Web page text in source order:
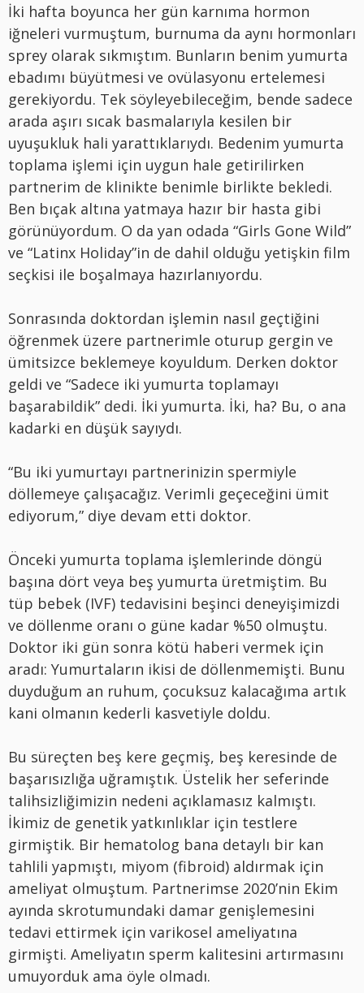
İki hafta boyunca her gün karnıma hormon
iğneleri vurmuştum, burnuma da aynı hormonları
sprey olarak sıkmıştım. Bunların benim yumurta
ebadımı büyütmesi ve ovülasyonu ertelemesi
gerekiyordu. Tek söyleyebileceğim, bende sadece
arada aşırı sıcak basmalarıyla kesilen bir
uyuşukluk hali yarattıklarıydı. Bedenim yumurta
toplama işlemi için uygun hale getirilirken
partnerim de klinikte benimle birlikte bekledi.
Ben bıçak altına yatmaya hazır bir hasta gibi
görünüyordum. O da yan odada “Girls Gone Wild”
ve “Latinx Holiday”in de dahil olduğu yetişkin film
seçkisi ile boşalmaya hazırlanıyordu.
Sonrasında doktordan işlemin nasıl geçtiğini
öğrenmek üzere partnerimle oturup gergin ve
ümitsizce beklemeye koyuldum. Derken doktor
geldi ve “Sadece iki yumurta toplamayı
başarabildik” dedi. İki yumurta. İki, ha? Bu, o ana
kadarki en düşük sayıydı.
“Bu iki yumurtayı partnerinizin spermiyle
döllemeye çalışacağız. Verimli geçeceğini ümit
ediyorum,” diye devam etti doktor.
Önceki yumurta toplama işlemlerinde döngü
başına dört veya beş yumurta üretmiştim. Bu
tüp bebek (IVF) tedavisini beşinci deneyişimizdi
ve döllenme oranı o güne kadar %50 olmuştu.
Doktor iki gün sonra kötü haberi vermek için
aradı: Yumurtaların ikisi de döllenmemişti. Bunu
duyduğum an ruhum, çocuksuz kalacağıma artık
kani olmanın kederli kasvetiyle doldu.
Bu süreçten beş kere geçmiş, beş keresinde de
başarısızlığa uğramıştık. Üstelik her seferinde
talihsizliğimizin nedeni açıklamasız kalmıştı.
İkimiz de genetik yatkınlıklar için testlere
girmiştik. Bir hematolog bana detaylı bir kan
tahlili yapmıştı, miyom (fibroid) aldırmak için
ameliyat olmuştum. Partnerimse 2020’nin Ekim
ayında skrotumundaki damar genişlemesini
tedavi ettirmek için varikosel ameliyatına
girmişti. Ameliyatın sperm kalitesini artırmasını
umuyorduk ama öyle olmadı.